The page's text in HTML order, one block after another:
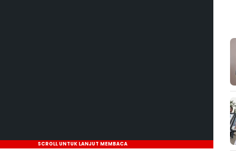
SCROLL UNTUK LANJUT MEMBACA